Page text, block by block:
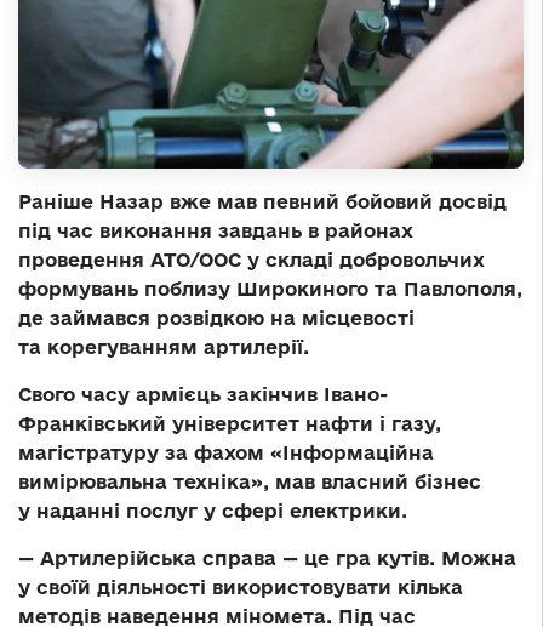
Раніше Назар вже мав певний бойовий досвід
під час виконання завдань в районах
проведення АТО/ООС у складі добровольчих
формувань поблизу Широкиного та Павлополя,
де займався розвідкою на місцевості
та корегуванням артилерії.
Свого часу армієць закінчив Івано-
Франківський університет нафти і газу,
магістратуру за фахом «Інформаційна
вимірювальна техніка», мав власний бізнес
у наданні послуг у сфері електрики.
— Артилерійська справа — це гра кутів. Можна
у своїй діяльності використовувати кілька
методів наведення міномета. Під час